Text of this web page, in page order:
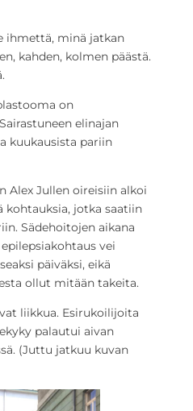
ihmettä, minä jatkan
kahden, kolmen päästä.
on
elinajan
kuukausista pariin
Alex Jullen oireisiin alkoi
kohtauksia, jotka saatiin
Sädehoitojen aikana
vei
päiväksi, eikä
ollut mitään takeita.
liikkua. Esirukoilijoita
palautui aivan
(Juttu jatkuu kuvan